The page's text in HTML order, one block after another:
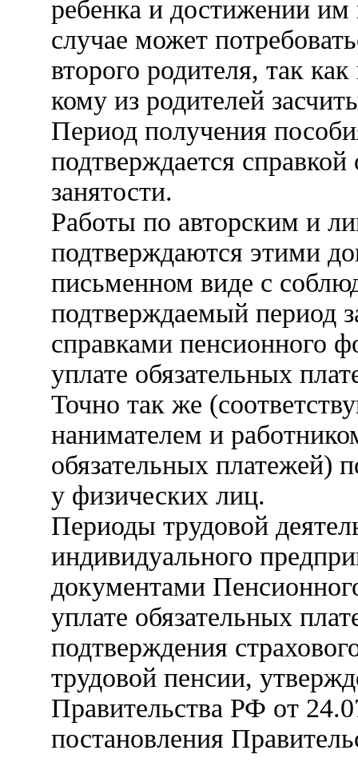
ребенка и достижении им
случае может
второго родителя, так
кому из родителей
Период получения
подтверждается
занятости.
Работы по авторским и
подтверждаются этими
письменном виде с
подтверждаемый период
справками пенсионного
уплате обязательных
Точно так же
нанимателем и
обязательных платежей)
у физических лиц.
Периоды трудовой
индивидуального
документами
уплате обязательных
подтверждения
трудовой пенсии,
Правительства РФ от
постановления